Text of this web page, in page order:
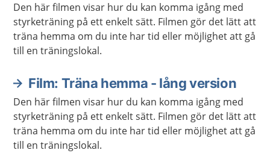
Den här filmen visar hur du kan komma igång med
styrketräning på ett enkelt sätt. Filmen gör det lätt att
träna hemma om du inte har tid eller möjlighet att gå
till en träningslokal.
Film: Träna hemma - lång version
Den här filmen visar hur du kan komma igång med
styrketräning på ett enkelt sätt. Filmen gör det lätt att
träna hemma om du inte har tid eller möjlighet att gå
till en träningslokal.